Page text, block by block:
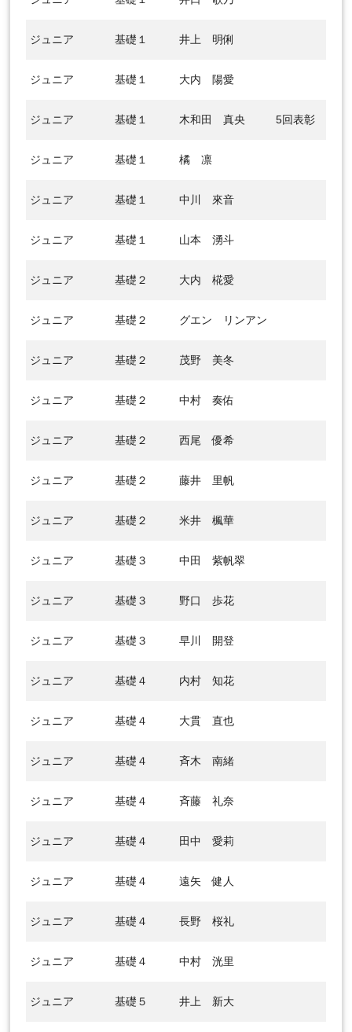
ジュニア 基礎１ 井上 明俐
ジュニア 基礎１ 大内 陽愛
ジュニア 基礎１ 木和田 真央 5回表彰
ジュニア 基礎１ 橘 凛
ジュニア 基礎１ 中川 來音
ジュニア 基礎１ 山本 湧斗
ジュニア 基礎２ 大内 椛愛
ジュニア 基礎２ グエン リンアン
ジュニア 基礎２ 茂野 美冬
ジュニア 基礎２ 中村 奏佑
ジュニア 基礎２ 西尾 優希
ジュニア 基礎２ 藤井 里帆
ジュニア 基礎２ 米井 楓華
ジュニア 基礎３ 中田 紫帆翠
ジュニア 基礎３ 野口 歩花
ジュニア 基礎３ 早川 開登
ジュニア 基礎４ 内村 知花
ジュニア 基礎４ 大貫 直也
ジュニア 基礎４ 斉木 南緒
ジュニア 基礎４ 斉藤 礼奈
ジュニア 基礎４ 田中 愛莉
ジュニア 基礎４ 遠矢 健人
ジュニア 基礎４ 長野 桜礼
ジュニア 基礎４ 中村 洸里
ジュニア 基礎５ 井上 新大